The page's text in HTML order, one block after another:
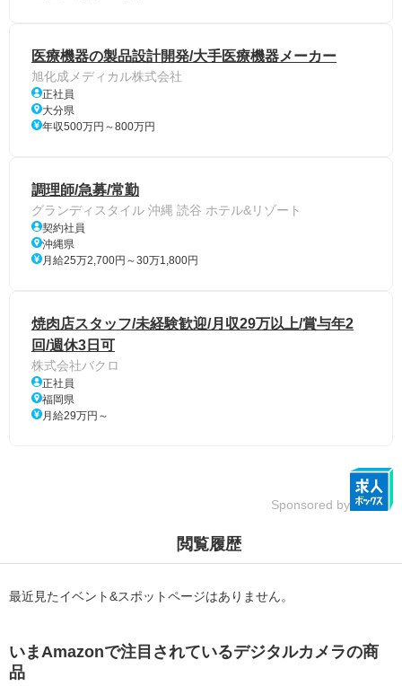
医療機器の製品設計開発/大手医療機器メーカー
旭化成メディカル株式会社
正社員
大分県
年収500万円～800万円
調理師/急募/常勤
グランディスタイル 沖縄 読谷 ホテル&リゾート
契約社員
沖縄県
月給25万2,700円～30万1,800円
焼肉店スタッフ/未経験歓迎/月収29万以上/賞与年2
回/週休3日可
株式会社バクロ
正社員
福岡県
月給29万円～
Sponsored by
閲覧履歴
最近見たイベント&スポットページはありません。
いまAmazonで注目されているデジタルカメラの商
品